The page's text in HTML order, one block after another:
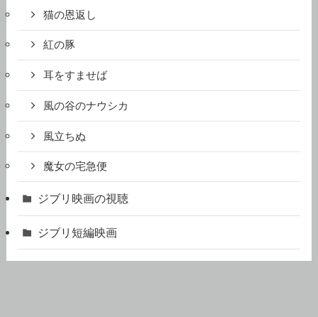
猫の恩返し
紅の豚
耳をすませば
風の谷のナウシカ
風立ちぬ
魔女の宅急便
ジブリ映画の視聴
ジブリ短編映画